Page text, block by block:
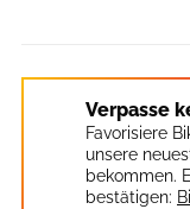
Verpasse
Favorisiere
unsere
bekommen.
bestätigen: